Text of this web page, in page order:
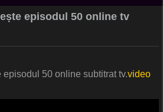
episodul 50 online tv
50 online subtitrat tv.video